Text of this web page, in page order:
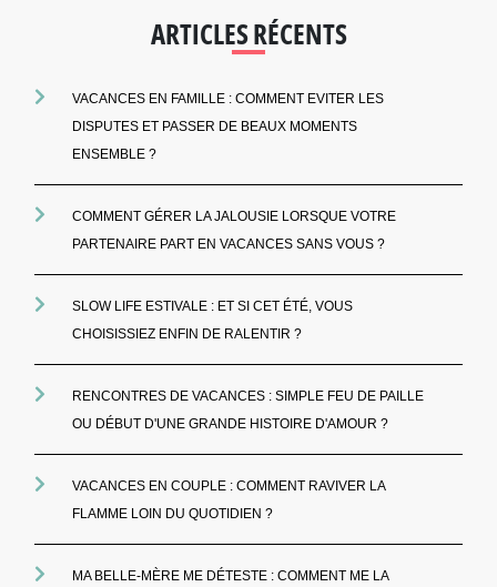
ARTICLES RÉCENTS
VACANCES EN FAMILLE : COMMENT EVITER LES
DISPUTES ET PASSER DE BEAUX MOMENTS
ENSEMBLE ?
COMMENT GÉRER LA JALOUSIE LORSQUE VOTRE
PARTENAIRE PART EN VACANCES SANS VOUS ?
SLOW LIFE ESTIVALE : ET SI CET ÉTÉ, VOUS
CHOISISSIEZ ENFIN DE RALENTIR ?
RENCONTRES DE VACANCES : SIMPLE FEU DE PAILLE
OU DÉBUT D'UNE GRANDE HISTOIRE D'AMOUR ?
VACANCES EN COUPLE : COMMENT RAVIVER LA
FLAMME LOIN DU QUOTIDIEN ?
MA BELLE-MÈRE ME DÉTESTE : COMMENT ME LA